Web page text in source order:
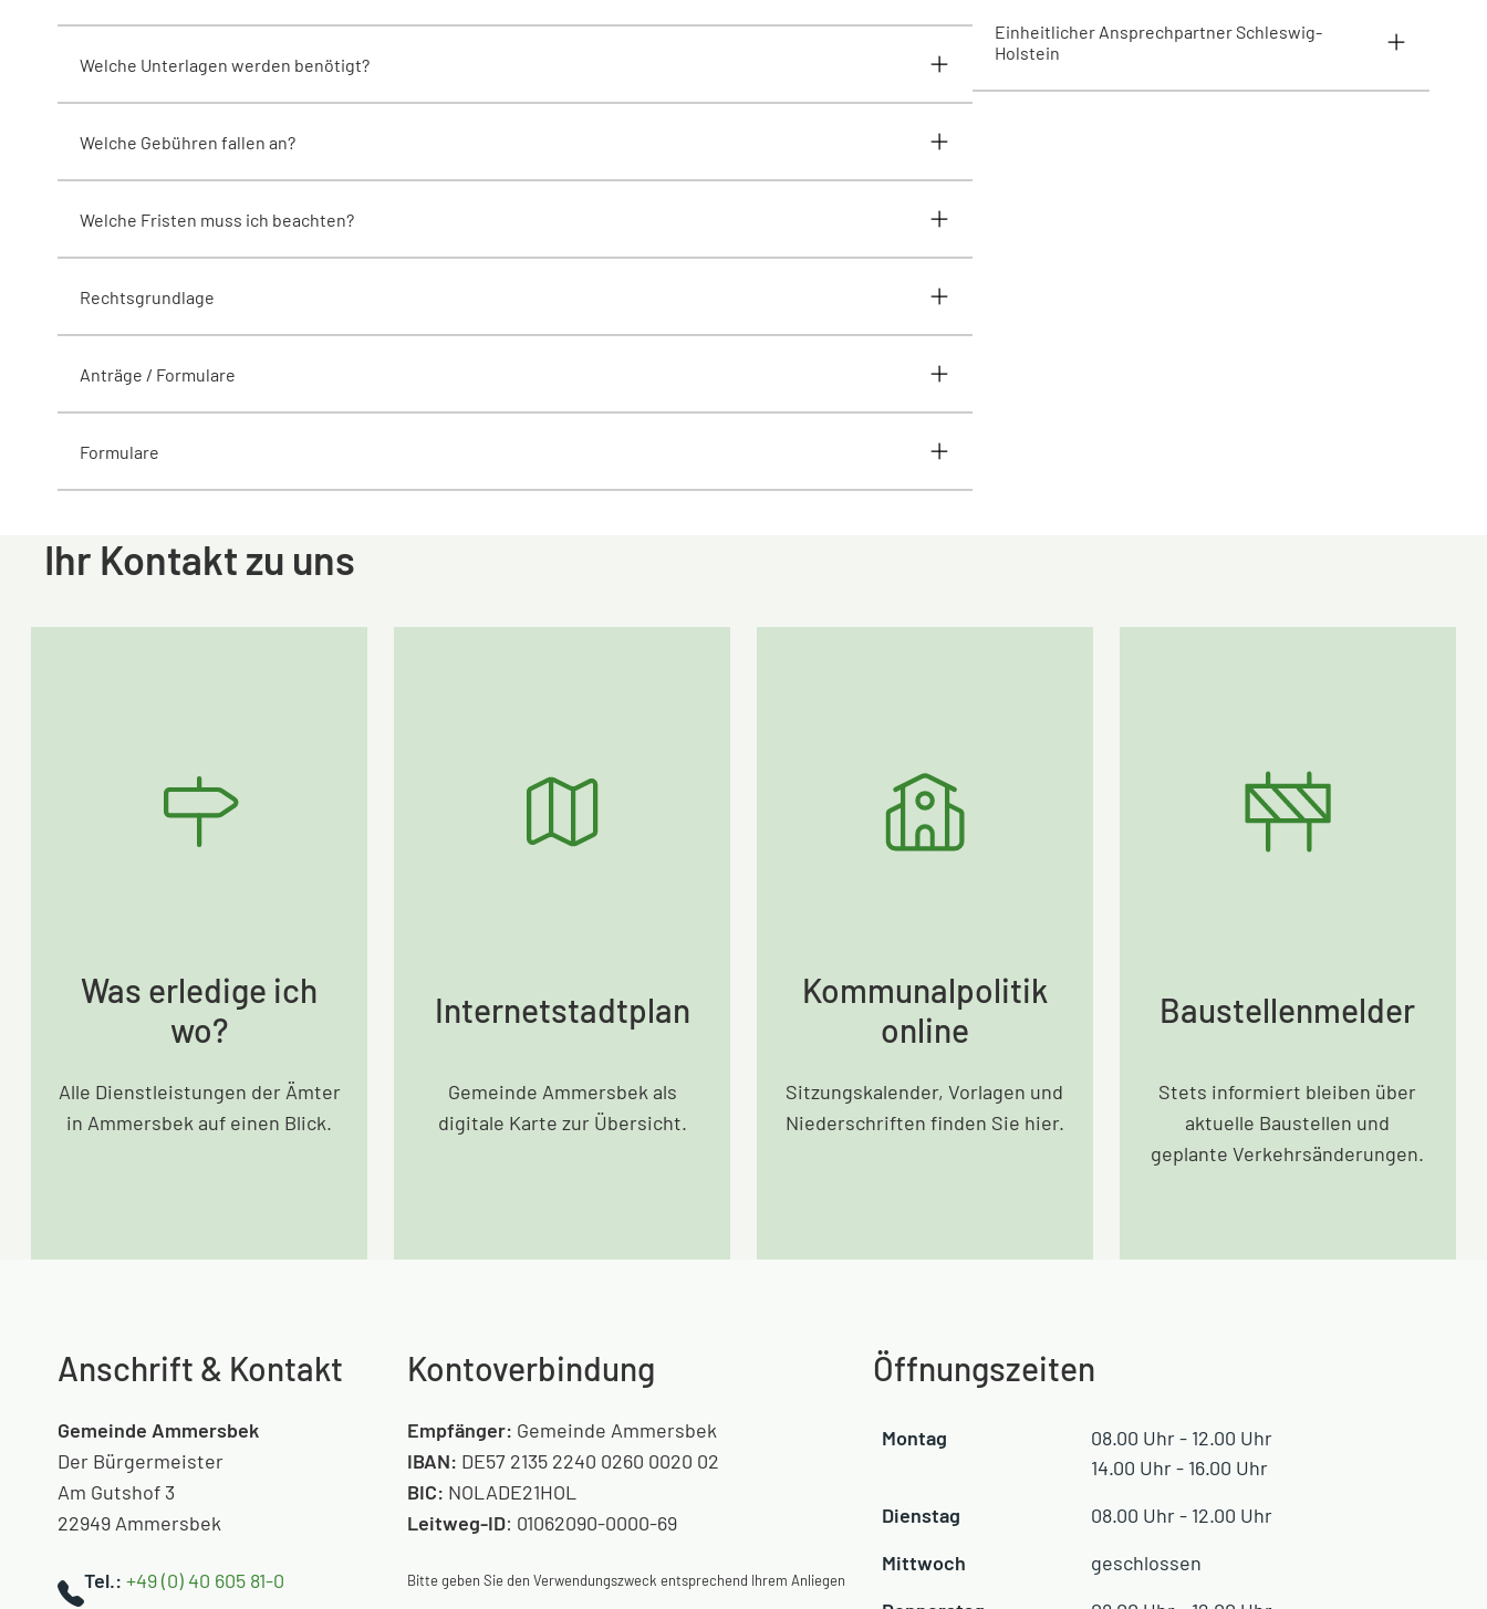
Welche Unterlagen werden benötigt?
Welche Gebühren fallen an?
Welche Fristen muss ich beachten?
Rechtsgrundlage
Anträge / Formulare
Formulare
Einheitlicher Ansprechpartner Schleswig-
Holstein
Ihr Kontakt zu uns
Was erledige ich
wo?
Alle Dienstleistungen der Ämter
in Ammersbek auf einen Blick.
Internetstadtplan
Gemeinde Ammersbek als
digitale Karte zur Übersicht.
Kommunalpolitik
online
Sitzungskalender, Vorlagen und
Niederschriften finden Sie hier.
Baustellenmelder
Stets informiert bleiben über
aktuelle Baustellen und
geplante Verkehrsänderungen.
Anschrift & Kontakt
Gemeinde Ammersbek
Der Bürgermeister
Am Gutshof 3
22949 Ammersbek
Tel.: +49 (0) 40 605 81-0
Kontoverbindung
Empfänger: Gemeinde Ammersbek
IBAN: DE57 2135 2240 0260 0020 02
BIC: NOLADE21HOL
Leitweg-ID: 01062090-0000-69
Bitte geben Sie den Verwendungszweck entsprechend Ihrem Anliegen
Öffnungszeiten
Montag
08.00 Uhr - 12.00 Uhr
14.00 Uhr - 16.00 Uhr
Dienstag
08.00 Uhr - 12.00 Uhr
Mittwoch
geschlossen